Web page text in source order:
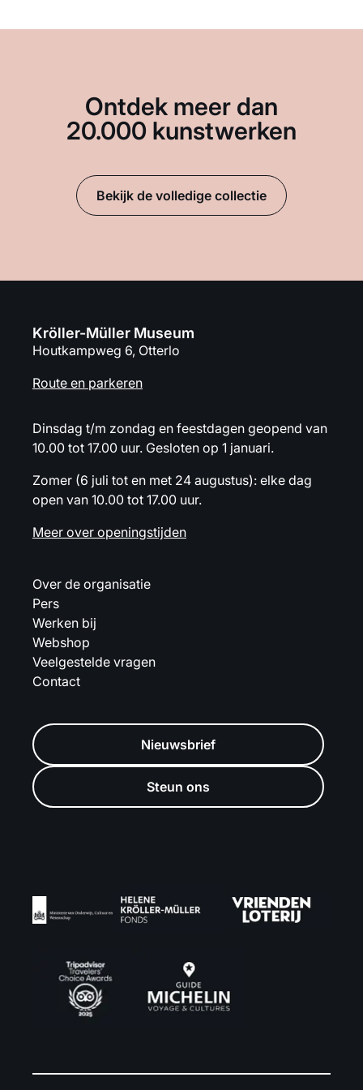
Ontdek meer dan
20.000 kunstwerken
Bekijk de volledige collectie
Kröller-Müller Museum
Houtkampweg 6, Otterlo
Route en parkeren
Dinsdag t/m zondag en feestdagen geopend van
10.00 tot 17.00 uur. Gesloten op 1 januari.
Zomer (6 juli tot en met 24 augustus): elke dag
open van 10.00 tot 17.00 uur.
Meer over openingstijden
Over de organisatie
Pers
Werken bij
Webshop
Veelgestelde vragen
Contact
Nieuwsbrief
Steun ons